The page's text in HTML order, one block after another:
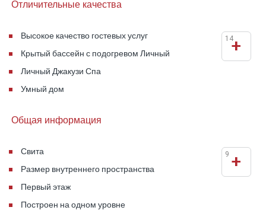
Отличительные качества
Высокое качество гостевых услуг
Крытый бассейн с подогревом Личный
Личный Джакузи Спа
Умный дом
+
14
Общая информация
Свита
Размер внутреннего пространства
Первый этаж
Построен на одном уровне
+
9